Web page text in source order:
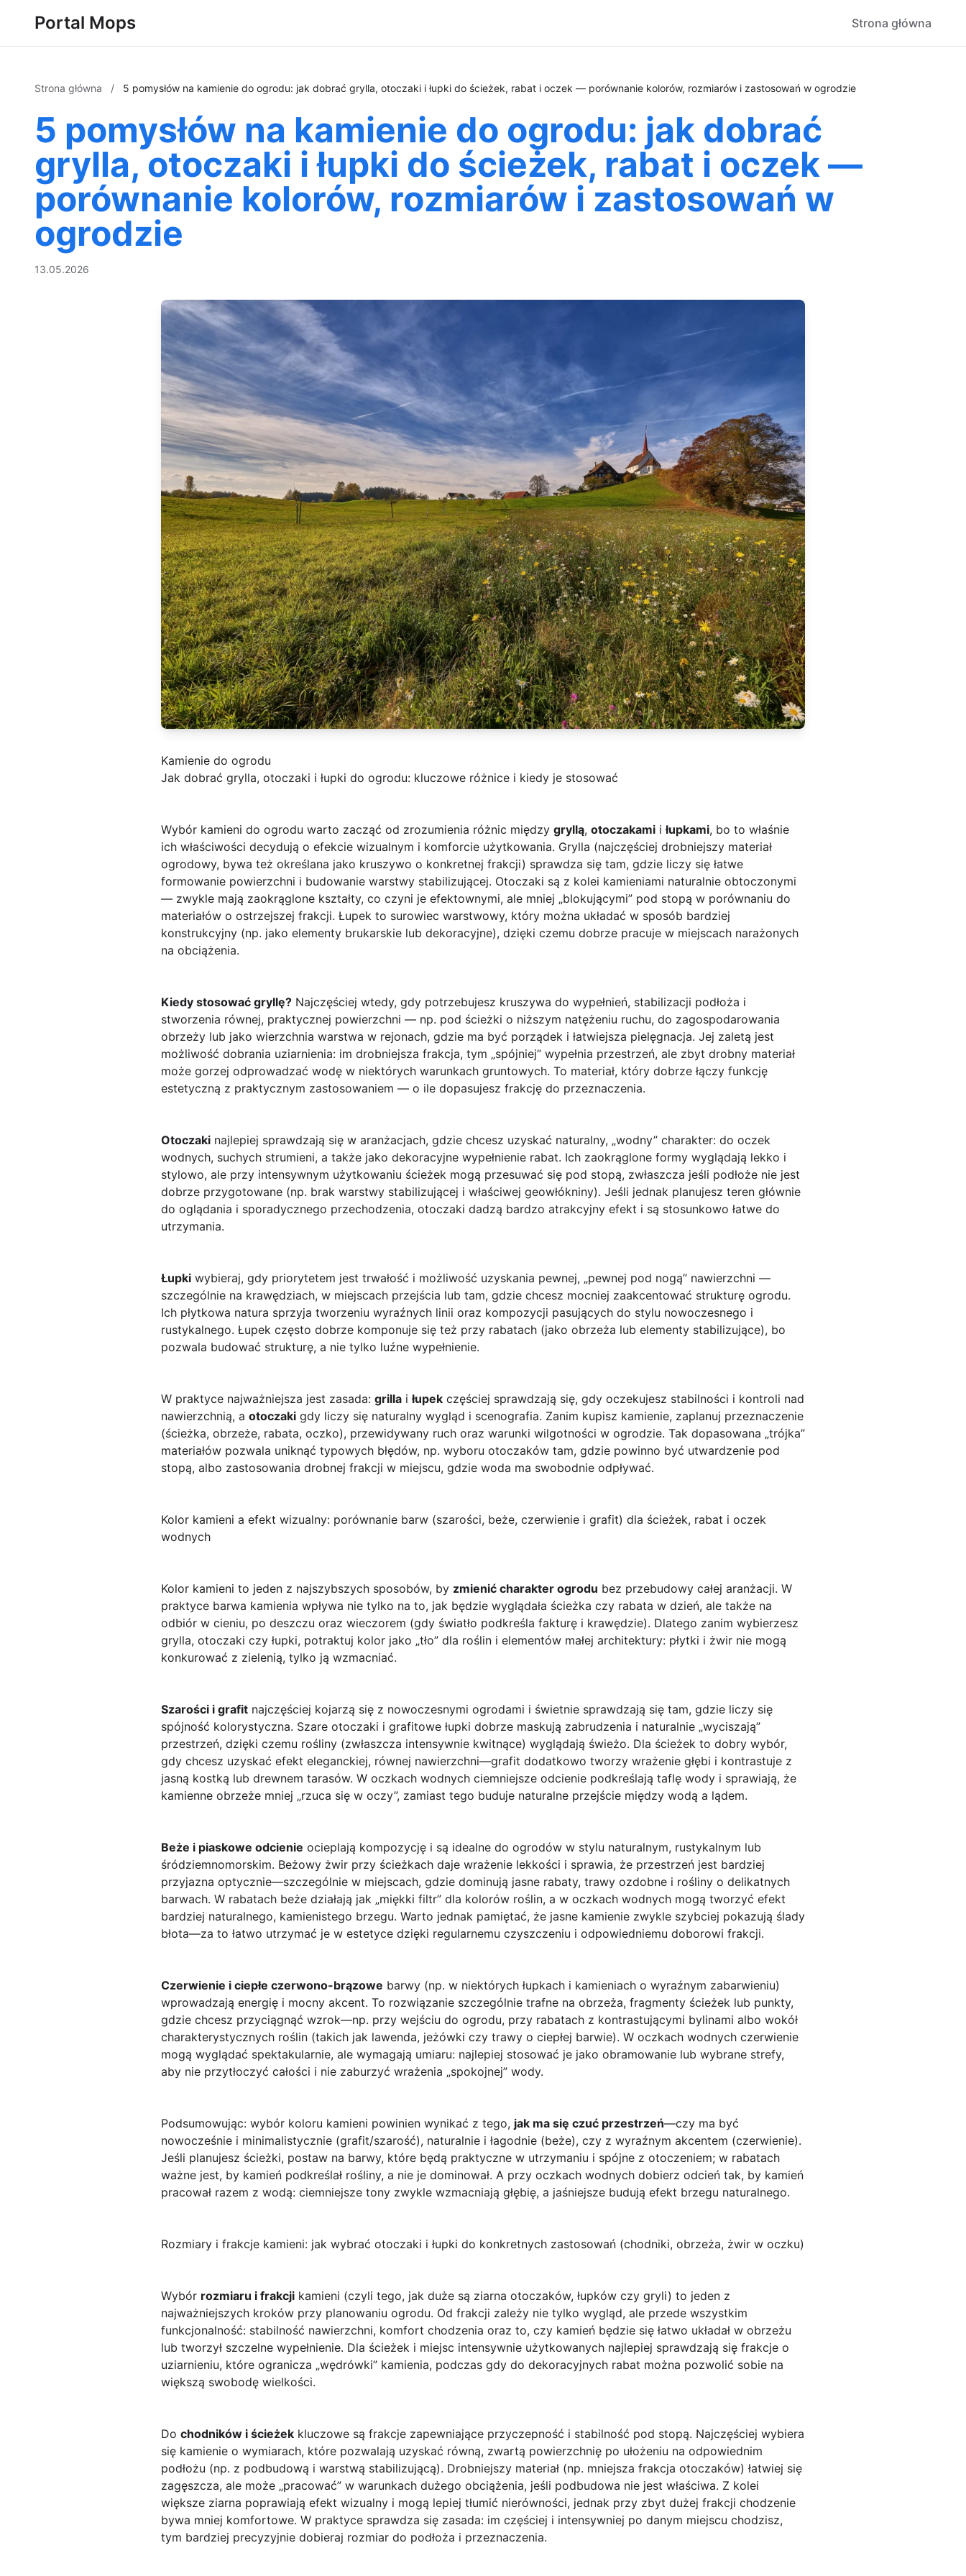
Portal Mops Strona główna
Strona główna / 5 pomysłów na kamienie do ogrodu: jak dobrać grylla, otoczaki i łupki do ścieżek, rabat i oczek — porównanie kolorów, rozmiarów i zastosowań w ogrodzie
5 pomysłów na kamienie do ogrodu: jak dobrać
grylla, otoczaki i łupki do ścieżek, rabat i oczek —
porównanie kolorów, rozmiarów i zastosowań w
ogrodzie
13.05.2026
Kamienie do ogrodu
Jak dobrać grylla, otoczaki i łupki do ogrodu: kluczowe różnice i kiedy je stosować
Wybór kamieni do ogrodu warto zacząć od zrozumienia różnic między gryllą, otoczakami iłupkami, bo to właśnie
ich właściwości decydują o efekcie wizualnym i komforcie użytkowania. Grylla (najczęściej drobniejszy materiał
ogrodowy, bywa też określana jako kruszywo o konkretnej frakcji) sprawdza się tam, gdzie liczy się łatwe
formowanie powierzchni i budowanie warstwy stabilizującej. Otoczaki są z kolei kamieniami naturalnie obtoczonymi
— zwykle mają zaokrąglone kształty, co czyni je efektownymi, ale mniej „blokującymi” pod stopą w porównaniu do
materiałów o ostrzejszej frakcji. Łupek to surowiec warstwowy, który można układać w sposób bardziej
konstrukcyjny (np. jako elementy brukarskie lub dekoracyjne), dzięki czemu dobrze pracuje w miejscach narażonych
na obciążenia.
Kiedy stosować gryllę? Najczęściej wtedy, gdy potrzebujesz kruszywa do wypełnień, stabilizacji podłoża i
stworzenia równej, praktycznej powierzchni — np. pod ścieżki o niższym natężeniu ruchu, do zagospodarowania
obrzeży lub jako wierzchnia warstwa w rejonach, gdzie ma być porządek i łatwiejsza pielęgnacja. Jej zaletą jest
możliwość dobrania uziarnienia: im drobniejsza frakcja, tym „spójniej” wypełnia przestrzeń, ale zbyt drobny materiał
może gorzej odprowadzać wodę w niektórych warunkach gruntowych. To materiał, który dobrze łączy funkcję
estetyczną z praktycznym zastosowaniem — o ile dopasujesz frakcję do przeznaczenia.
Otoczaki najlepiej sprawdzają się w aranżacjach, gdzie chcesz uzyskać naturalny, „wodny” charakter: do oczek
wodnych, suchych strumieni, a także jako dekoracyjne wypełnienie rabat. Ich zaokrąglone formy wyglądają lekko i
stylowo, ale przy intensywnym użytkowaniu ścieżek mogą przesuwać się pod stopą, zwłaszcza jeśli podłoże nie jest
dobrze przygotowane (np. brak warstwy stabilizującej i właściwej geowłókniny). Jeśli jednak planujesz teren głównie
do oglądania i sporadycznego przechodzenia, otoczaki dadzą bardzo atrakcyjny efekt i są stosunkowo łatwe do
utrzymania.
Łupki wybieraj, gdy priorytetem jest trwałość i możliwość uzyskania pewnej, „pewnej pod nogą” nawierzchni —
szczególnie na krawędziach, w miejscach przejścia lub tam, gdzie chcesz mocniej zaakcentować strukturę ogrodu.
Ich płytkowa natura sprzyja tworzeniu wyraźnych linii oraz kompozycji pasujących do stylu nowoczesnego i
rustykalnego. Łupek często dobrze komponuje się też przy rabatach (jako obrzeża lub elementy stabilizujące), bo
pozwala budować strukturę, a nie tylko luźne wypełnienie.
W praktyce najważniejsza jest zasada: grilla iłupek częściej sprawdzają się, gdy oczekujesz stabilności i kontroli nad
nawierzchnią, a otoczaki gdy liczy się naturalny wygląd i scenografia. Zanim kupisz kamienie, zaplanuj przeznaczenie
(ścieżka, obrzeże, rabata, oczko), przewidywany ruch oraz warunki wilgotności w ogrodzie. Tak dopasowana „trójka”
materiałów pozwala uniknąć typowych błędów, np. wyboru otoczaków tam, gdzie powinno być utwardzenie pod
stopą, albo zastosowania drobnej frakcji w miejscu, gdzie woda ma swobodnie odpływać.
Kolor kamieni a efekt wizualny: porównanie barw (szarości, beże, czerwienie i grafit) dla ścieżek, rabat i oczek
wodnych
Kolor kamieni to jeden z najszybszych sposobów, by zmienić charakter ogrodu bez przebudowy całej aranżacji. W
praktyce barwa kamienia wpływa nie tylko na to, jak będzie wyglądała ścieżka czy rabata w dzień, ale także na
odbiór w cieniu, po deszczu oraz wieczorem (gdy światło podkreśla fakturę i krawędzie). Dlatego zanim wybierzesz
grylla, otoczaki czy łupki, potraktuj kolor jako „tło” dla roślin i elementów małej architektury: płytki i żwir nie mogą
konkurować z zielenią, tylko ją wzmacniać.
Szarości i grafit najczęściej kojarzą się z nowoczesnymi ogrodami i świetnie sprawdzają się tam, gdzie liczy się
spójność kolorystyczna. Szare otoczaki i grafitowe łupki dobrze maskują zabrudzenia i naturalnie „wyciszają”
przestrzeń, dzięki czemu rośliny (zwłaszcza intensywnie kwitnące) wyglądają świeżo. Dla ścieżek to dobry wybór,
gdy chcesz uzyskać efekt eleganckiej, równej nawierzchni—grafit dodatkowo tworzy wrażenie głębi i kontrastuje z
jasną kostką lub drewnem tarasów. W oczkach wodnych ciemniejsze odcienie podkreślają taflę wody i sprawiają, że
kamienne obrzeże mniej „rzuca się w oczy”, zamiast tego buduje naturalne przejście między wodą a lądem.
Beże i piaskowe odcienie ocieplają kompozycję i są idealne do ogrodów w stylu naturalnym, rustykalnym lub
śródziemnomorskim. Beżowy żwir przy ścieżkach daje wrażenie lekkości i sprawia, że przestrzeń jest bardziej
przyjazna optycznie—szczególnie w miejscach, gdzie dominują jasne rabaty, trawy ozdobne i rośliny o delikatnych
barwach. W rabatach beże działają jak „miękki filtr” dla kolorów roślin, a w oczkach wodnych mogą tworzyć efekt
bardziej naturalnego, kamienistego brzegu. Warto jednak pamiętać, że jasne kamienie zwykle szybciej pokazują ślady
błota—za to łatwo utrzymać je w estetyce dzięki regularnemu czyszczeniu i odpowiedniemu doborowi frakcji.
Czerwienie i ciepłe czerwono-brązowe barwy (np. w niektórych łupkach i kamieniach o wyraźnym zabarwieniu)
wprowadzają energię i mocny akcent. To rozwiązanie szczególnie trafne na obrzeża, fragmenty ścieżek lub punkty,
gdzie chcesz przyciągnąć wzrok—np. przy wejściu do ogrodu, przy rabatach z kontrastującymi bylinami albo wokół
charakterystycznych roślin (takich jak lawenda, jeżówki czy trawy o ciepłej barwie). W oczkach wodnych czerwienie
mogą wyglądać spektakularnie, ale wymagają umiaru: najlepiej stosować je jako obramowanie lub wybrane strefy,
aby nie przytłoczyć całości i nie zaburzyć wrażenia „spokojnej” wody.
Podsumowując: wybór koloru kamieni powinien wynikać z tego, jak ma się czuć przestrzeń—czy ma być
nowocześnie i minimalistycznie (grafit/szarość), naturalnie i łagodnie (beże), czy z wyraźnym akcentem (czerwienie).
Jeśli planujesz ścieżki, postaw na barwy, które będą praktyczne w utrzymaniu i spójne z otoczeniem; w rabatach
ważne jest, by kamień podkreślał rośliny, a nie je dominował. A przy oczkach wodnych dobierz odcień tak, by kamień
pracował razem z wodą: ciemniejsze tony zwykle wzmacniają głębię, a jaśniejsze budują efekt brzegu naturalnego.
Rozmiary i frakcje kamieni: jak wybrać otoczaki i łupki do konkretnych zastosowań (chodniki, obrzeża, żwir w oczku)
Wybór rozmiaru i frakcji kamieni (czyli tego, jak duże są ziarna otoczaków, łupków czy gryli) to jeden z
najważniejszych kroków przy planowaniu ogrodu. Od frakcji zależy nie tylko wygląd, ale przede wszystkim
funkcjonalność: stabilność nawierzchni, komfort chodzenia oraz to, czy kamień będzie się łatwo układał w obrzeżu
lub tworzył szczelne wypełnienie. Dla ścieżek i miejsc intensywnie użytkowanych najlepiej sprawdzają się frakcje o
uziarnieniu, które ogranicza „wędrówki” kamienia, podczas gdy do dekoracyjnych rabat można pozwolić sobie na
większą swobodę wielkości.
Do chodników i ścieżek kluczowe są frakcje zapewniające przyczepność i stabilność pod stopą. Najczęściej wybiera
się kamienie o wymiarach, które pozwalają uzyskać równą, zwartą powierzchnię po ułożeniu na odpowiednim
podłożu (np. z podbudową i warstwą stabilizującą). Drobniejszy materiał (np. mniejsza frakcja otoczaków) łatwiej się
zagęszcza, ale może „pracować” w warunkach dużego obciążenia, jeśli podbudowa nie jest właściwa. Z kolei
większe ziarna poprawiają efekt wizualny i mogą lepiej tłumić nierówności, jednak przy zbyt dużej frakcji chodzenie
bywa mniej komfortowe. W praktyce sprawdza się zasada: im częściej i intensywniej po danym miejscu chodzisz,
tym bardziej precyzyjnie dobieraj rozmiar do podłoża i przeznaczenia.